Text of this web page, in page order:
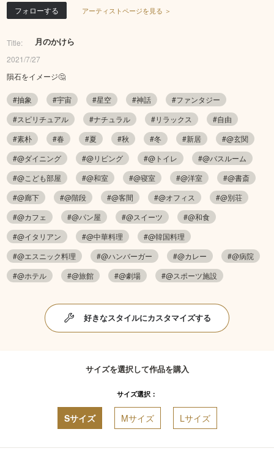
フォローする アーティストページを見る ＞
Title: 月のかけら
2021/7/27
隕石をイメージ🤔
#抽象 #宇宙 #星空 #神話
#ファンタジー
#スピリチュアル
#ナチュラル #リラックス
#自由
#素朴
#春 #夏 #秋 #冬 #新居
#@玄関
#@ダイニング
#@リビング #@トイレ
#@バスルーム
#@こども部屋
#@和室 #@寝室 #@洋室
#@書斎
#@廊下
#@階段 #@客間 #@オフィス
#@別荘
#@カフェ
#@パン屋 #@スイーツ
#@和食
#@イタリアン
#@中華料理
#@韓国料理
#@エスニック料理
#@ハンバーガー #@カレー
#@病院
#@ホテル
#@旅館 #@劇場 #@スポーツ施設
好きなスタイルにカスタマイズする
サイズを選択して作品を購入
サイズ選択：
Sサイズ Mサイズ Lサイズ